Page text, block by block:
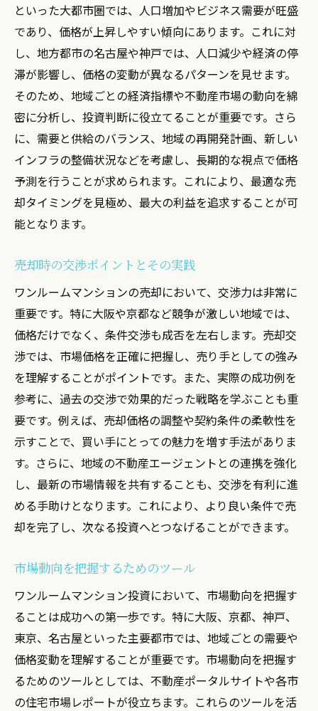
といった大都市圏では、人口増加やビジネス需要が旺盛
であり、価格が上昇しやすい傾向にあります。これに対
し、地方都市の名古屋や神戸では、人口減少や経済の停
滞が影響し、価格の変動が異なるパターンを見せます。
そのため、地域ごとの経済指標や不動産市場の動向を綿
密に分析し、投資判断に役立てることが重要です。さら
に、需要と供給のバランス、地域の再開発計画、新しい
インフラの整備状況などを考慮し、長期的な視点で価格
予測を行うことが求められます。これにより、最適な売
却タイミングを見極め、最大の利益を追求することが可
能となります。
売却時の交渉ポイントとその実践
ワンルームマンションの売却において、交渉力は非常に
重要です。特に大阪や京都など競争が激しい地域では、
価格だけでなく、条件交渉も成否を左右します。売却交
渉では、市場価格を正確に把握し、売り手としての強み
を理解することがポイントです。また、実際の成功例を
参考に、過去の交渉で効果的だった戦略を学ぶことも重
要です。例えば、売却価格の調整や契約条件の柔軟性を
示すことで、買い手にとっての魅力を増す手法がありま
す。さらに、地域の不動産エージェントとの連携を強化
し、最新の市場情報を共有することも、交渉を有利に進
める手助けとなります。これにより、より良い条件で売
却を完了し、次なる投資へとつなげることができます。
市場動向を把握するためのツール
ワンルームマンション投資において、市場動向を把握す
ることは成功への第一歩です。特に大阪、京都、神戸、
東京、名古屋といった主要都市では、地域ごとの需要や
価格変動を理解することが重要です。市場動向を把握す
るためのツールとしては、不動産ポータルサイトや各市
の住宅市場レポートが役立ちます。これらのツールを活